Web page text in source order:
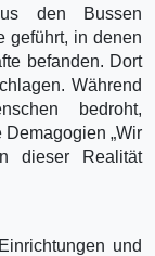
den Bussen
geführt, in denen
befanden. Dort
Während
bedroht,
„Wir
dieser Realität
und